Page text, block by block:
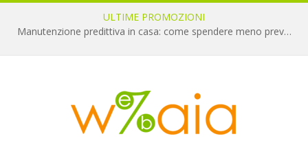
ULTIME PROMOZIONI
Manutenzione predittiva in casa: come spendere meno prevenendo i guasti